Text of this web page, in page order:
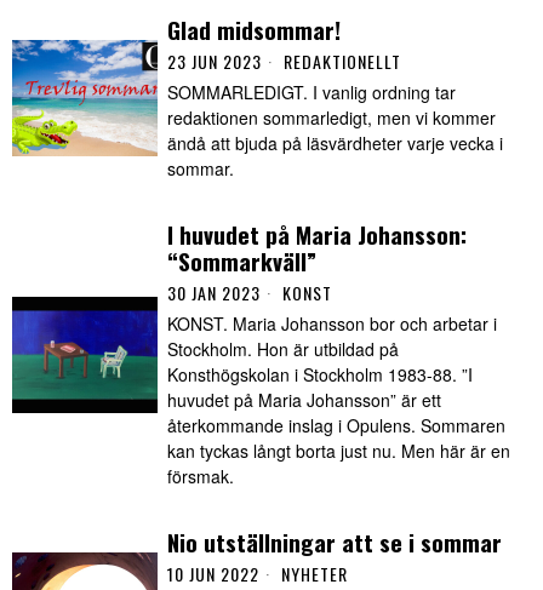
Glad midsommar!
23 JUN 2023 REDAKTIONELLT
SOMMARLEDIGT. I vanlig ordning tar
redaktionen sommarledigt, men vi kommer
ändå att bjuda på läsvärdheter varje vecka i
sommar.
I huvudet på Maria Johansson:
“Sommarkväll”
30 JAN 2023 KONST
KONST. Maria Johansson bor och arbetar i
Stockholm. Hon är utbildad på
Konsthögskolan i Stockholm 1983-88. ”I
huvudet på Maria Johansson” är ett
återkommande inslag i Opulens. Sommaren
kan tyckas långt borta just nu. Men här är en
försmak.
Nio utställningar att se i sommar
10 JUN 2022 NYHETER